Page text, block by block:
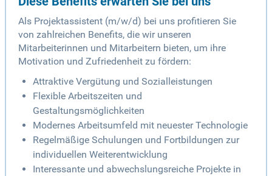
Als Projektassistent (m/w/d) bei uns profitieren Sie
von zahlreichen Benefits, die wir unseren
Mitarbeiterinnen und Mitarbeitern bieten, um ihre
Motivation und Zufriedenheit zu fördern:
Attraktive Vergütung und Sozialleistungen
Flexible Arbeitszeiten und
Gestaltungsmöglichkeiten
Modernes Arbeitsumfeld mit neuester Technologie
Regelmäßige Schulungen und Fortbildungen zur
individuellen Weiterentwicklung
Interessante und abwechslungsreiche Projekte in